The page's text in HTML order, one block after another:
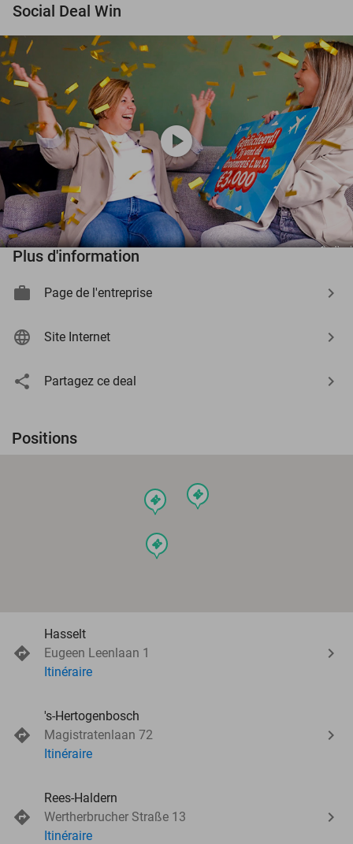
Social Deal Win
play_circle
Plus d'information
Page de l'entreprise
Site Internet
Partagez ce deal
Positions
events
events events
Hasselt
Eugeen Leenlaan 1
Itinéraire
's-Hertogenbosch
Magistratenlaan 72
Itinéraire
Rees-Haldern
Wertherbrucher Straße 13
Itinéraire